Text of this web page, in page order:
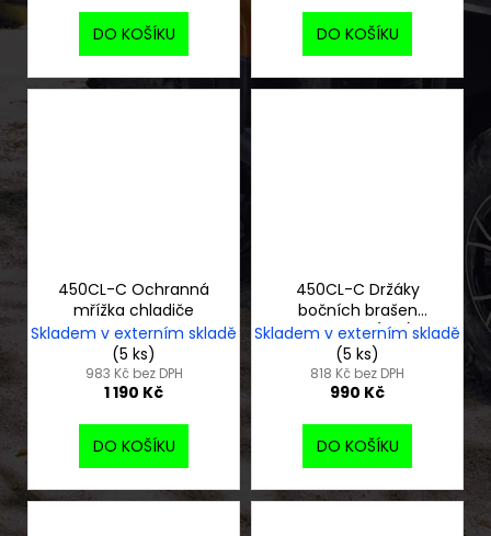
DO KOŠÍKU DO KOŠÍKU
450CL-C Ochranná
mřížka chladiče
Skladem v externím skladě
(5 ks)
983 Kč bez DPH
1 190 Kč
DO KOŠÍKU
450CL-C Držáky
bočních brašen
CFMOTO (pár)
Skladem v externím skladě
(5 ks)
818 Kč bez DPH
990 Kč
DO KOŠÍKU